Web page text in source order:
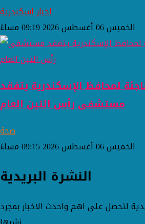
اخبار اسكندرية
الخميس 06 أغسطس 2026 09:19 مساءً
لمحافظ الإسكندرية يتفقد
مستشفى رأس التين العام
صحة
الخميس 06 أغسطس 2026 09:15 مساءً
النشرة البريدية
لتحصل على اهم واحدث الاخبار بمجرد